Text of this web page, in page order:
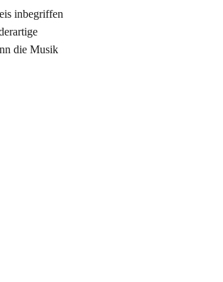
inbegriffen
die Musik